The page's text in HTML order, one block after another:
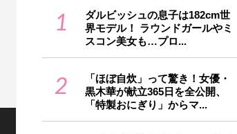
1
ダルビッシュの息子は182cm世
界モデル！ ラウンドガールやミ
スコン美女も…プロ...
2
「ほぼ自炊」って驚き！女優・
黒木華が献立365日を全公開、
「特製おにぎり」からマ...